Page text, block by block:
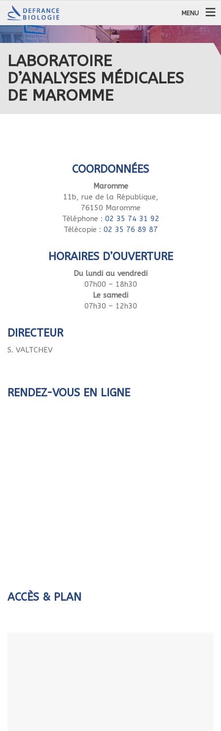
MENU
LABORATOIRE
D’ANALYSES MÉDICALES
DE MAROMME
COORDONNÉES
Maromme
11b, rue de la République,
76150 Maromme
Téléphone : 02 35 74 31 92
Télécopie : 02 35 76 89 87
HORAIRES D’OUVERTURE
Du lundi au vendredi
07h00 – 18h30
Le samedi
07h30 – 12h30
DIRECTEUR
S. VALTCHEV
RENDEZ-VOUS EN LIGNE
ACCÈS & PLAN